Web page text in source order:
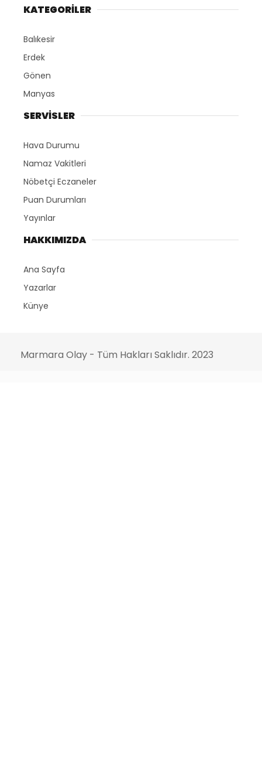
KATEGORİLER
Balıkesir
Erdek
Gönen
Manyas
SERVİSLER
Hava Durumu
Namaz Vakitleri
Nöbetçi Eczaneler
Puan Durumları
Yayınlar
HAKKIMIZDA
Ana Sayfa
Yazarlar
Künye
Marmara Olay - Tüm Hakları Saklıdır. 2023